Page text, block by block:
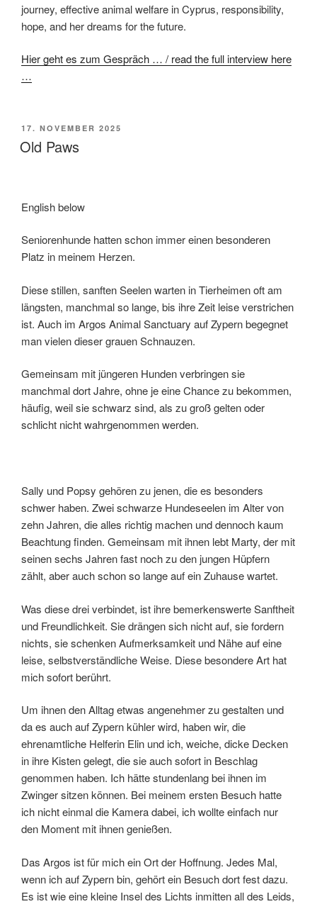
journey, effective animal welfare in Cyprus, responsibility,
hope, and her dreams for the future.
Hier geht es zum Gespräch … / read the full interview here
…
VERÖFFENTLICHT
AM
17. NOVEMBER 2025
Old Paws
English below
Seniorenhunde hatten schon immer einen besonderen
Platz in meinem Herzen.
Diese stillen, sanften Seelen warten in Tierheimen oft am
längsten, manchmal so lange, bis ihre Zeit leise verstrichen
ist. Auch im Argos Animal Sanctuary auf Zypern begegnet
man vielen dieser grauen Schnauzen.
Gemeinsam mit jüngeren Hunden verbringen sie
manchmal dort Jahre, ohne je eine Chance zu bekommen,
häufig, weil sie schwarz sind, als zu groß gelten oder
schlicht nicht wahrgenommen werden.
Sally und Popsy gehören zu jenen, die es besonders
schwer haben. Zwei schwarze Hundeseelen im Alter von
zehn Jahren, die alles richtig machen und dennoch kaum
Beachtung finden. Gemeinsam mit ihnen lebt Marty, der mit
seinen sechs Jahren fast noch zu den jungen Hüpfern
zählt, aber auch schon so lange auf ein Zuhause wartet.
Was diese drei verbindet, ist ihre bemerkenswerte Sanftheit
und Freundlichkeit. Sie drängen sich nicht auf, sie fordern
nichts, sie schenken Aufmerksamkeit und Nähe auf eine
leise, selbstverständliche Weise. Diese besondere Art hat
mich sofort berührt.
Um ihnen den Alltag etwas angenehmer zu gestalten und
da es auch auf Zypern kühler wird, haben wir, die
ehrenamtliche Helferin Elin und ich, weiche, dicke Decken
in ihre Kisten gelegt, die sie auch sofort in Beschlag
genommen haben. Ich hätte stundenlang bei ihnen im
Zwinger sitzen können. Bei meinem ersten Besuch hatte
ich nicht einmal die Kamera dabei, ich wollte einfach nur
den Moment mit ihnen genießen.
Das Argos ist für mich ein Ort der Hoffnung. Jedes Mal,
wenn ich auf Zypern bin, gehört ein Besuch dort fest dazu.
Es ist wie eine kleine Insel des Lichts inmitten all des Leids,